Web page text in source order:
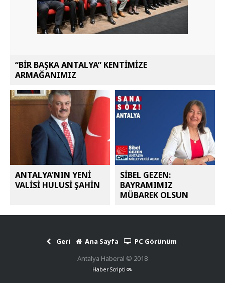
“BİR BAŞKA ANTALYA” KENTİMİZE
ARMAĞANIMIZ
ANTALYA'NIN YENİ
VALİSİ HULUSİ ŞAHİN
SİBEL GEZEN:
BAYRAMIMIZ
MÜBAREK OLSUN
Geri Ana Sayfa
PC Görünüm
Antalya Haberal © 2018
Haber Scripti